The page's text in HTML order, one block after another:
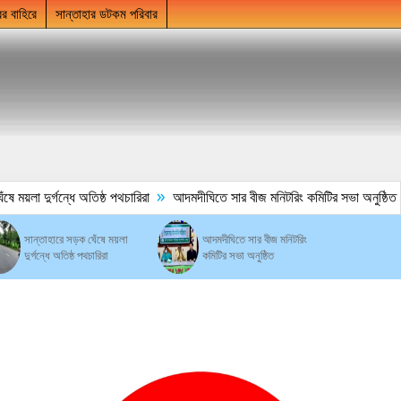
বাহিরে সান্তাহার ডটকম পরিবার
দুর্গন্ধে অতিষ্ঠ পথচারিরা » আদমদীঘিতে সার বীজ মনিটরিং কমিটির সভা অনুষ্ঠিত
সান্তাহারে সড়ক ঘেঁষে ময়লা
দুর্গন্ধে অতিষ্ঠ পথচারিরা
আদমদীঘিতে সার বীজ মনিটরিং
কমিটির সভা অনুষ্ঠিত